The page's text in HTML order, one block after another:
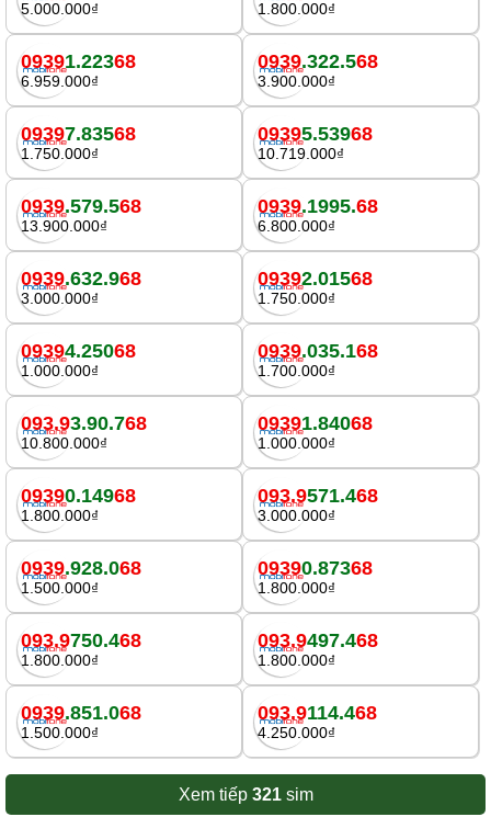
5.000.000₫ 1.800.000₫
09391.22368
6.959.000₫
0939.322.568
3.900.000₫
09397.83568
1.750.000₫
09395.53968
10.719.000₫
0939.579.568
13.900.000₫
0939.1995.68
6.800.000₫
0939.632.968
3.000.000₫
09392.01568
1.750.000₫
09394.25068
1.000.000₫
0939.035.168
1.700.000₫
093.93.90.768
10.800.000₫
09391.84068
1.000.000₫
09390.14968
1.800.000₫
093.9571.468
3.000.000₫
0939.928.068
1.500.000₫
09390.87368
1.800.000₫
093.9750.468
1.800.000₫
093.9497.468
1.800.000₫
0939.851.068
1.500.000₫
093.9114.468
4.250.000₫
Xem tiếp 321sim